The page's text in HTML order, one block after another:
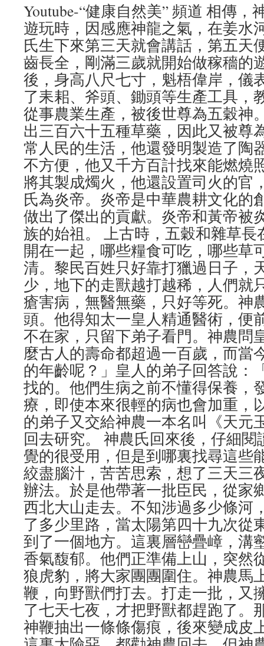
Youtube-“健康自然美” 頻道 相傳，
遊玩時，因感應神龍之氣，在姜水
氏生下來第三天就會講話，第五天
齒長全，剛滿三歲就開始做稼穡的
後，身高八尺七寸，魁梧偉岸，儀
了耒耜、斧頭、鋤頭等生產工具，
從事農業生產，被後世尊為五穀神
出三百六十五種草藥，因此又被尊
常人民的生活，他還發明製造了陶
不方便，他又千方百計找來能燃燒
將其製成燭火，他還設置司火的官
氏為炎帝。炎帝是中華農耕文化的
做出了傑出的貢獻。炎帝和黃帝被
族的始祖。 上古時，五穀和雜草
開在一起，哪些糧食可吃，哪些草
清。黎民百姓只好靠打獵過日子，
少，地下的走獸越打越稀，人們就
瘡害病，無醫無藥，只好等死。神
頭。他得知太一皇人精通醫術，便
不在家，只留下弟子看門。神農問
麼古人的壽命都超過一百歲，而當
的年齡呢？」皇人的弟子回答說：
找的。他們生病之前不懂得保養，
療，即使本來很輕的病也會加重，
的弟子又交給神農一本名叫《天元
回去研究。 神農氏回來後，仔細
覺的很受用，但是到哪裏找尋這些
絞盡腦汁，苦苦思索，想了三天三
辦法。於是他帶著一批臣民，從家
西北大山走去。不知涉過多少條河
了多少里路，當太陽第四十九次從
到了一個地方。這裏層巒疊嶂，溝
香氣馥郁。他們正準備上山，突然
狼虎豹，將大家團團圍住。神農馬
鞭，向野獸們打去。打走一批，又
了七天七夜，才把野獸都趕跑了。
神鞭抽出一條條傷痕，後來變成皮